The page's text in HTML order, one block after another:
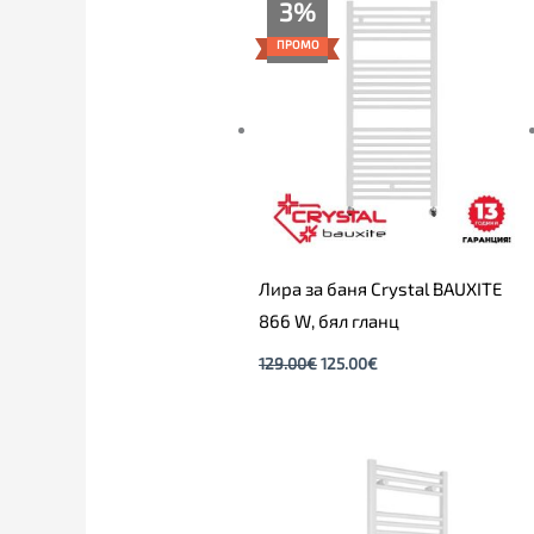
3%
ПРОМО
Лира за баня Crystal BAUXITE
866 W, бял гланц
129.00€
price
was:
129.00€.
125.00€
цена
е:
125.00€.